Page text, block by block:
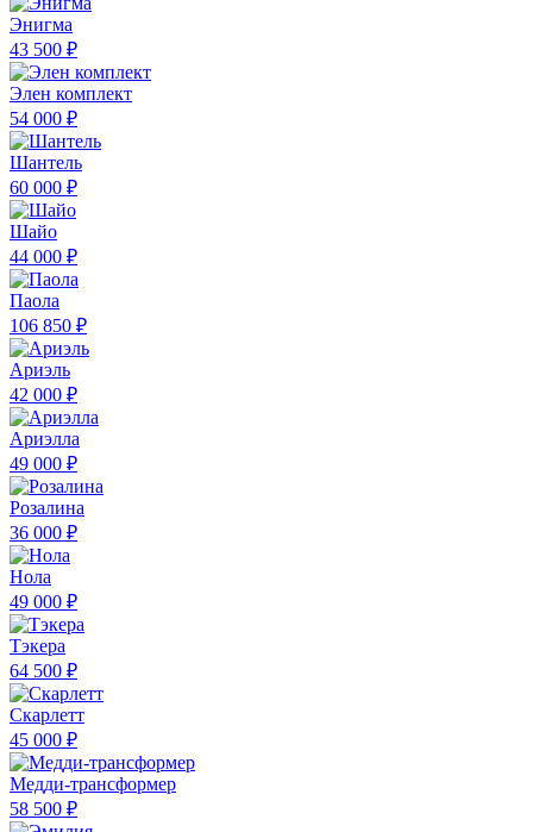
Энигма
43 500 ₽
Элен комплект
54 000 ₽
Шантель
60 000 ₽
Шайо
44 000 ₽
Паола
106 850 ₽
Ариэль
42 000 ₽
Ариэлла
49 000 ₽
Розалина
36 000 ₽
Нола
49 000 ₽
Тэкера
64 500 ₽
Скарлетт
45 000 ₽
Медди-трансформер
58 500 ₽